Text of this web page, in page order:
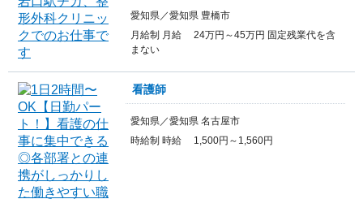
愛知県／愛知県 豊橋市
月給制 月給 24万円～45万円 固定残業代を含
まない
看護師
愛知県／愛知県 名古屋市
時給制 時給 1,500円～1,560円